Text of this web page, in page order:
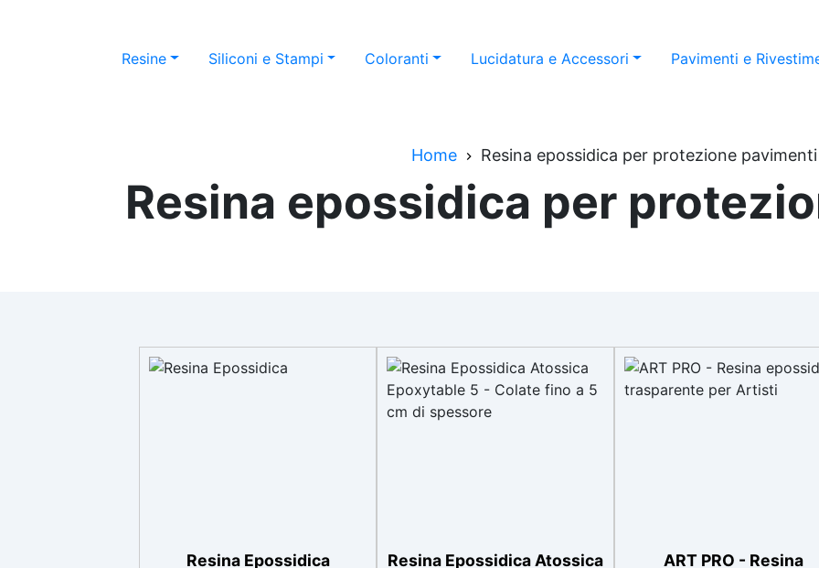
Resine Siliconi e Stampi Coloranti Lucidatura e Accessori Pavimenti e
Home Resina epossidica per protezione pavimenti
Resina epossidica per
Resina Epossidica
Resina Epossidica Atossica
ART PRO - Resina